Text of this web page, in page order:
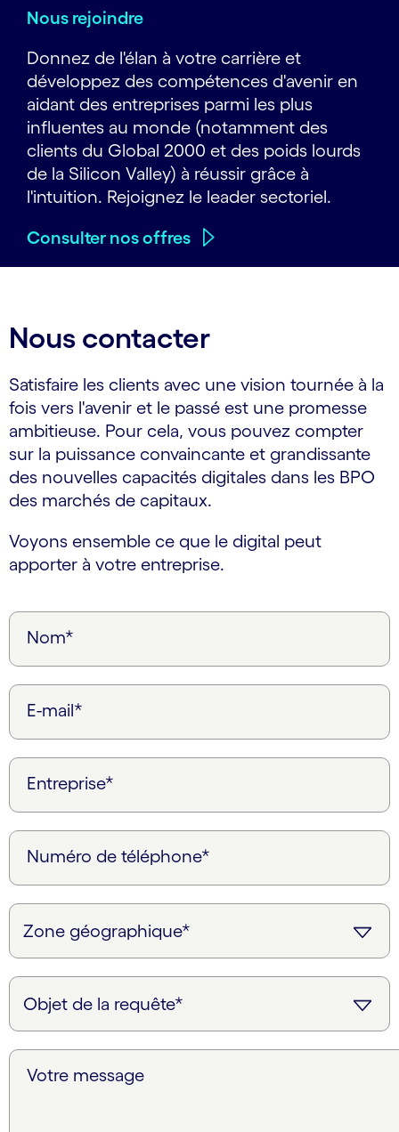
Nous rejoindre
Donnez de l'élan à votre carrière et
développez des compétences d'avenir en
aidant des entreprises parmi les plus
influentes au monde (notamment des
clients du Global 2000 et des poids lourds
de la Silicon Valley) à réussir grâce à
l'intuition. Rejoignez le leader sectoriel.
Consulter nos offres
Nous contacter
Satisfaire les clients avec une vision tournée à la
fois vers l'avenir et le passé est une promesse
ambitieuse. Pour cela, vous pouvez compter
sur la puissance convaincante et grandissante
des nouvelles capacités digitales dans les BPO
des marchés de capitaux.
Voyons ensemble ce que le digital peut
apporter à votre entreprise.
Nom*
E-mail*
Entreprise*
Numéro de téléphone*
Votre message